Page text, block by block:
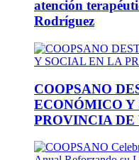
atención
Rodríguez
COOPSANO
ECONÓMICO
PROVINCIA DE